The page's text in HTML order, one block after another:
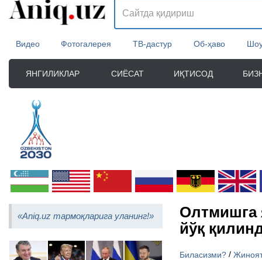
Видео Фотогалерея ТВ-дастур Об-ҳаво
ЯНГИЛИКЛАР СИЁСАТ ИҚТИСОД
«Aniq.uz тармоқларига уланинг!»
Олтмишга
йўқ
Биласизми? /